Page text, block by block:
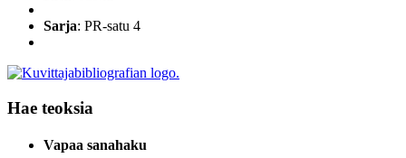
Sarja: PR-satu 4
Hae teoksia
Vapaa sanahaku